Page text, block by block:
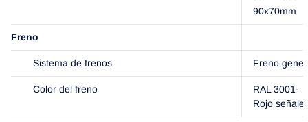
90x70mm
Freno
Sistema de frenos Freno
Color del freno
RAL 3001-
Rojo